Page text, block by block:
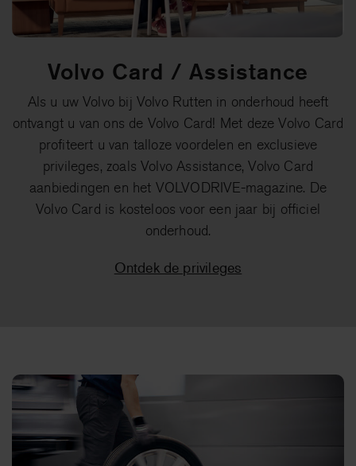
Volvo Card / Assistance
Als u uw Volvo bij Volvo Rutten in onderhoud heeft
ontvangt u van ons de Volvo Card! Met deze Volvo Card
profiteert u van talloze voordelen en exclusieve
privileges, zoals Volvo Assistance, Volvo Card
aanbiedingen en het VOLVODRIVE-magazine. De
Volvo Card is kosteloos voor een jaar bij officiel
onderhoud.
Ontdek de privileges